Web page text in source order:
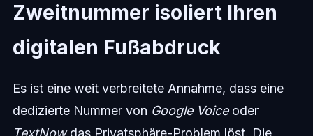
Zweitnummer isoliert Ihren
digitalen Fußabdruck
Es ist eine weit verbreitete Annahme, dass eine
dedizierte Nummer von Google Voiceoder
TextNowdas Privatsphäre-Problem löst. Die